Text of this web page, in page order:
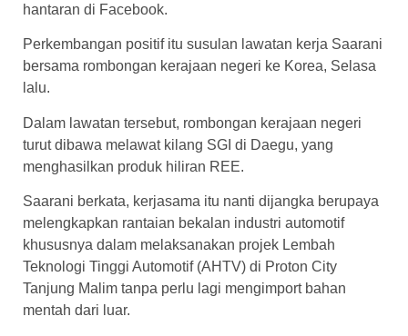
hantaran di Facebook.
Perkembangan positif itu susulan lawatan kerja Saarani
bersama rombongan kerajaan negeri ke Korea, Selasa
lalu.
Dalam lawatan tersebut, rombongan kerajaan negeri
turut dibawa melawat kilang SGI di Daegu, yang
menghasilkan produk hiliran REE.
Saarani berkata, kerjasama itu nanti dijangka berupaya
melengkapkan rantaian bekalan industri automotif
khususnya dalam melaksanakan projek Lembah
Teknologi Tinggi Automotif (AHTV) di Proton City
Tanjung Malim tanpa perlu lagi mengimport bahan
mentah dari luar.